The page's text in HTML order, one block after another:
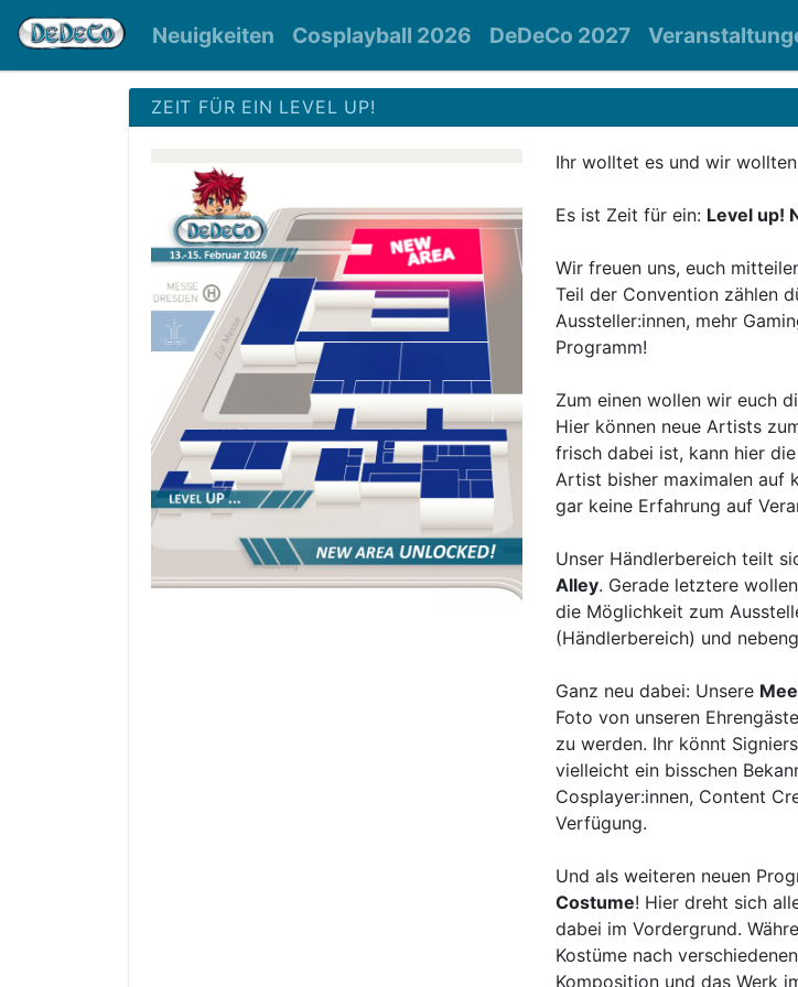
Neuigkeiten Cosplayball 2026 DeDeCo 2027
ZEIT FÜR EIN LEVEL UP!
Ihr wolltet es und wir
Es ist Zeit für ein: Level up!
Wir freuen uns, euch
Teil der Convention zählen
Aussteller:innen, mehr
Programm!
Zum einen wollen wir euch
Hier können neue Artists
frisch dabei ist, kann hier
Artist bisher maximalen auf
gar keine Erfahrung auf
Unser Händlerbereich teilt
Alley. Gerade letztere
die Möglichkeit zum
(Händlerbereich) und
Ganz neu dabei: Unsere
Foto von unseren
zu werden. Ihr könnt
vielleicht ein bisschen
Cosplayer:innen, Content
Verfügung.
Und als weiteren neuen
Costume! Hier dreht sich
dabei im Vordergrund.
Kostüme nach
Komposition und das Werk